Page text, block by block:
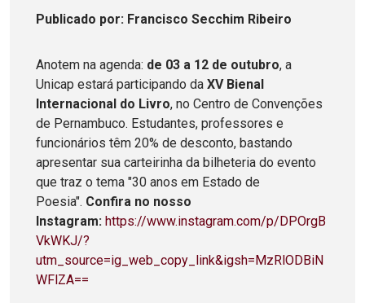
Publicado por: Francisco Secchim Ribeiro
Anotem na agenda: de 03 a 12 de outubro, a
Unicap estará participando da XV Bienal
Internacional do Livro, no Centro de Convenções
de Pernambuco. Estudantes, professores e
funcionários têm 20% de desconto, bastando
apresentar sua carteirinha da bilheteria do evento
que traz o tema "30 anos em Estado de
Poesia". Confira no nosso
Instagram: https://www.instagram.com/p/DPOrgB
VkWKJ/?
utm_source=ig_web_copy_link&igsh=MzRlODBiN
WFlZA==